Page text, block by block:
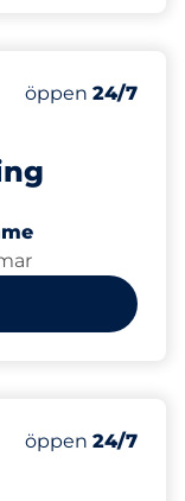
Antal
Totalt antal
Torsdag&nbsp
öppen 24/7
Antal
Totalt antal
Torsdag&nbsp
öppen 24/7